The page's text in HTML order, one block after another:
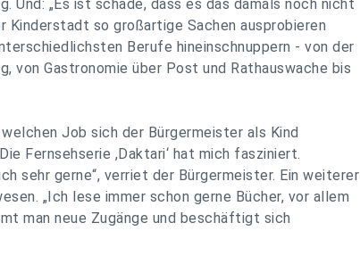
Und: „Es ist schade, dass es das damals noch nicht
Kinderstadt so großartige Sachen ausprobieren
Berufe hineinschnuppern - von der
von Gastronomie über Post und Rathauswache bis
Job sich der Bürgermeister als Kind
Fernsehserie ,Daktari‘ hat mich fasziniert.
sehr gerne“, verriet der Bürgermeister. Ein weiterer
„Ich lese immer schon gerne Bücher, vor allem
man neue Zugänge und beschäftigt sich